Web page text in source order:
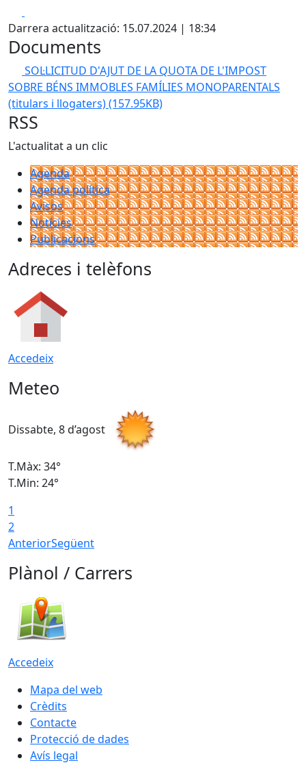
Darrera actualització: 15.07.2024 | 18:34
Documents
SOL·LICITUD D'AJUT DE LA QUOTA DE L'IMPOST
SOBRE BÉNS IMMOBLES FAMÍLIES MONOPARENTALS
(titulars i llogaters)(157.95KB)
RSS
L'actualitat a un clic
Agenda
Agenda política
Avisos
Notícies
Publicacions
Adreces i telèfons
Accedeix
Meteo
Dissabte, 8 d’agost
T.Màx: 34°
T.Min: 24°
1
2
AnteriorSegüent
Plànol / Carrers
Accedeix
Mapa del web
Crèdits
Contacte
Protecció de dades
Avís legal